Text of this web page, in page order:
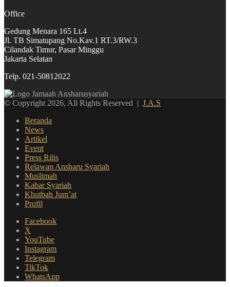
Office
Gedung Menara 165 Lt.4
Jl. TB Simatupang No.Kav.1 RT.3/RW.3
Cilandak Timur, Pasar Minggu
Jakarta Selatan
Telp. 021-50812022
© Copyright 2026, All Rights Reserved | J.A.S
Beranda
News
Artikel
Event
Press Rilis
Relawan Ansharu Syariah
Muslimah
Kabar Syariah
Khutbah Jum’at
Profil
Facebook
X
YouTube
Instagram
Telegram
TikTok
WhatsApp